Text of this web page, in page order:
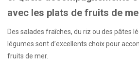
avec les plats de fruits de
Des salades fraîches, du riz ou des pâtes
légumes sont d’excellents choix pour
fruits de mer.